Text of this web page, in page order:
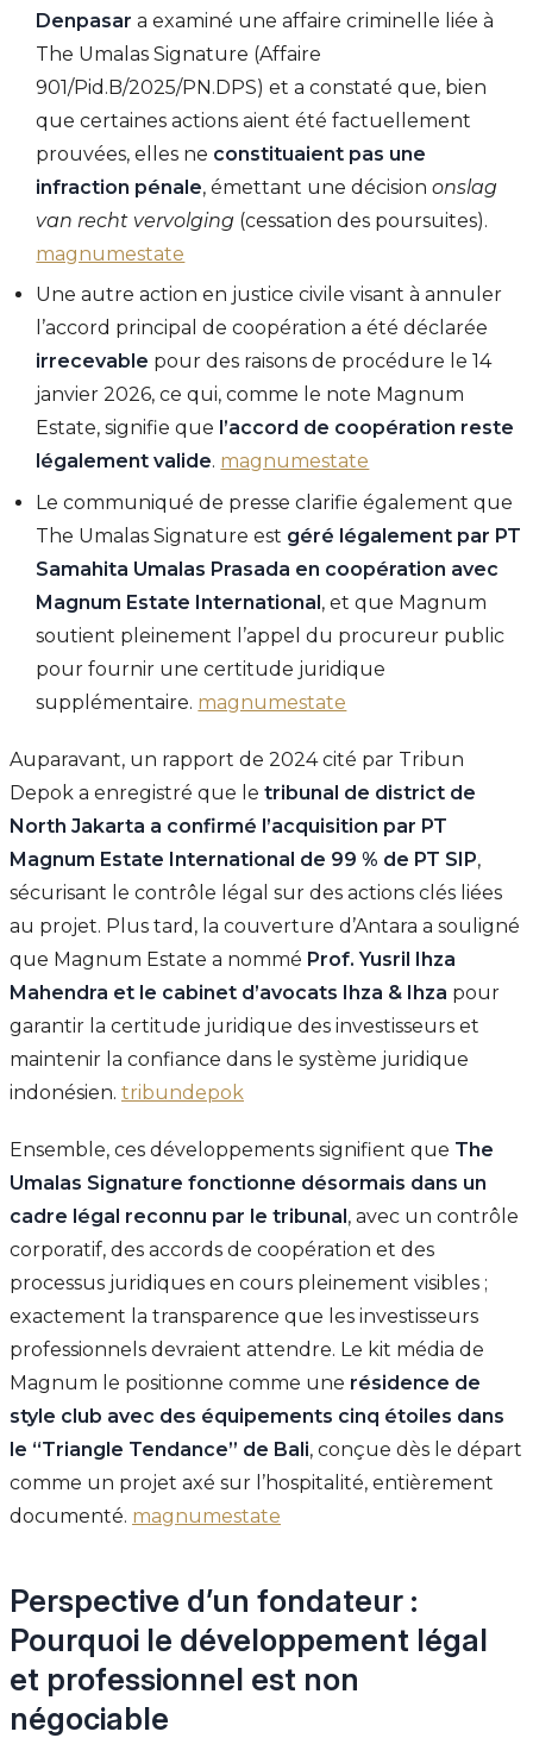
Denpasar a examiné une affaire criminelle liée à
The Umalas Signature (Affaire
901/Pid.B/2025/PN.DPS) et a constaté que, bien
que certaines actions aient été factuellement
prouvées, elles ne constituaient pas une
infraction pénale, émettant une décisiononslag
van recht vervolging (cessation des poursuites).
magnumestate
Une autre action en justice civile visant à annuler
l’accord principal de coopération a été déclarée
irrecevable pour des raisons de procédure le 14
janvier 2026, ce qui, comme le note Magnum
Estate, signifie que l’accord de coopération reste
légalement valide. magnumestate
Le communiqué de presse clarifie également que
The Umalas Signature est géré légalement par PT
Samahita Umalas Prasada en coopération avec
Magnum Estate International, et que Magnum
soutient pleinement l’appel du procureur public
pour fournir une certitude juridique
supplémentaire. magnumestate
Auparavant, un rapport de 2024 cité par Tribun
Depok a enregistré que le tribunal de district de
North Jakarta a confirmé l’acquisition par PT
Magnum Estate International de 99 % de PT SIP,
sécurisant le contrôle légal sur des actions clés liées
au projet. Plus tard, la couverture d’Antara a souligné
que Magnum Estate a nommé Prof. Yusril Ihza
Mahendra et le cabinet d’avocats Ihza & Ihza pour
garantir la certitude juridique des investisseurs et
maintenir la confiance dans le système juridique
indonésien. tribundepok
Ensemble, ces développements signifient que The
Umalas Signature fonctionne désormais dans un
cadre légal reconnu par le tribunal, avec un contrôle
corporatif, des accords de coopération et des
processus juridiques en cours pleinement visibles ;
exactement la transparence que les investisseurs
professionnels devraient attendre. Le kit média de
Magnum le positionne comme une résidence de
style club avec des équipements cinq étoiles dans
le “Triangle Tendance” de Bali, conçue dès le départ
comme un projet axé sur l’hospitalité, entièrement
documenté. magnumestate
Perspective d’un fondateur :
Pourquoi le développement légal
et professionnel est non
négociable